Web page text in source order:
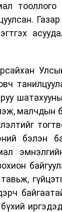
тооллого
малчдын
бэлэн